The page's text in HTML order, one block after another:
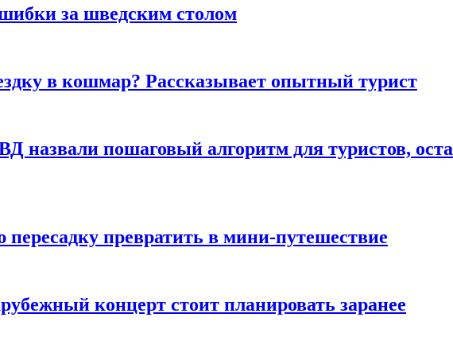
за шведским столом
в кошмар? Рассказывает опытный турист
назвали пошаговый алгоритм для туристов,
превратить в мини-путешествие
концерт стоит планировать заранее